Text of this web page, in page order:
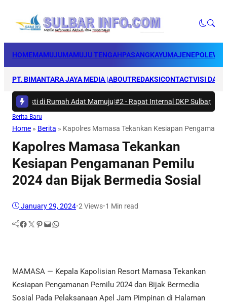
HOMEMAMUJUMAMUJU TENGAHPASANGKAYUMAJENE
PT. BIMANTARA JAYA MEDIA |ABOUTREDAKSICONTACTVISI DAN
Bakti di Rumah Adat Mamuju|#2 -Rapat Internal DKP Sulbar,
Berita Baru
Home » Berita » Kapolres Mamasa Tekankan Kesiapan
Kapolres Mamasa Tekankan
Kesiapan Pengamanan Pemilu
2024 dan Bijak Bermedia Sosial
January 29, 2024•2 Views•1 Min read
Facebook Twitter Pinterest Mail WhatsApp
MAMASA — Kepala Kapolisian Resort Mamasa Tekankan
Kesiapan Pengamanan Pemilu 2024 dan Bijak Bermedia
Sosial Pada Pelaksanaan Apel Jam Pimpinan di Halaman